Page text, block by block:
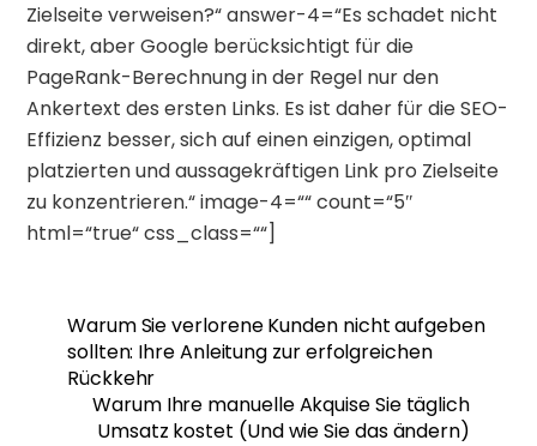
Zielseite verweisen?“ answer-4=“Es schadet nicht
direkt, aber Google berücksichtigt für die
PageRank-Berechnung in der Regel nur den
Ankertext des ersten Links. Es ist daher für die SEO-
Effizienz besser, sich auf einen einzigen, optimal
platzierten und aussagekräftigen Link pro Zielseite
zu konzentrieren.“ image-4=““ count=“5″
html=“true“ css_class=““]
Warum Sie verlorene Kunden nicht aufgeben
sollten: Ihre Anleitung zur erfolgreichen
Rückkehr
Warum Ihre manuelle Akquise Sie täglich
Umsatz kostet (Und wie Sie das ändern)